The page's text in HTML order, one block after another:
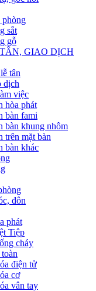
phòng
sắt
gỗ
GIAO DỊCH
tân
dịch
việc
hòa phát
bàn fami
bàn khung nhôm
trên mặt bàn
bàn khác
đôn
phát
Tiệp
cháy
điện tử
cơ
vân tay